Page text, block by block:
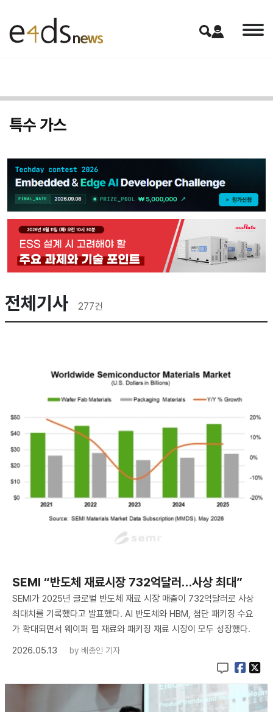
특수 가스
전체기사 277건
SEMI “반도체 재료시장 732억달러…사상 최대”
SEMI가 2025년 글로벌 반도체 재료 시장 매출이 732억달러로 사상
최대치를 기록했다고 발표했다. AI 반도체와 HBM, 첨단 패키징 수요
가 확대되면서 웨이퍼 팹 재료와 패키징 재료 시장이 모두 성장했다.
2026.05.13
by 배종인 기자